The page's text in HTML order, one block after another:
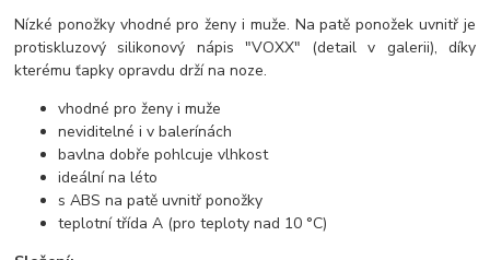
Nízké ponožky vhodné pro ženy i muže. Na patě ponožek uvnitř je
protiskluzový silikonový nápis "VOXX" (detail v galerii), díky
kterému ťapky opravdu drží na noze.
vhodné pro ženy i muže
neviditelné i v balerínách
bavlna dobře pohlcuje vlhkost
ideální na léto
s ABS na patě uvnitř ponožky
teplotní třída A (pro teploty nad 10 °C)